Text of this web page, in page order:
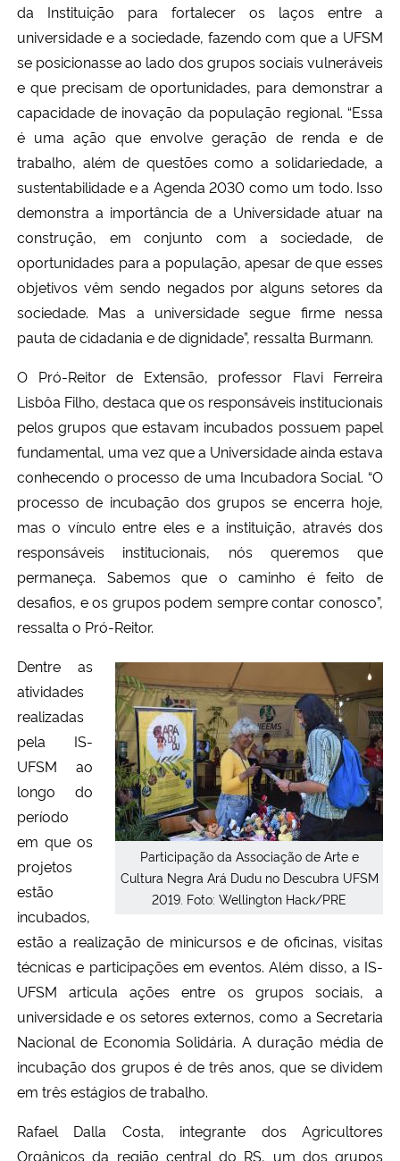
da Instituição para fortalecer os laços entre a
universidade e a sociedade, fazendo com que a UFSM
se posicionasse ao lado dos grupos sociais vulneráveis
e que precisam de oportunidades, para demonstrar a
capacidade de inovação da população regional. “Essa
é uma ação que envolve geração de renda e de
trabalho, além de questões como a solidariedade, a
sustentabilidade e a Agenda 2030 como um todo. Isso
demonstra a importância de a Universidade atuar na
construção, em conjunto com a sociedade, de
oportunidades para a população, apesar de que esses
objetivos vêm sendo negados por alguns setores da
sociedade. Mas a universidade segue firme nessa
pauta de cidadania e de dignidade”, ressalta Burmann.
O Pró-Reitor de Extensão, professor Flavi Ferreira
Lisbôa Filho, destaca que os responsáveis institucionais
pelos grupos que estavam incubados possuem papel
fundamental, uma vez que a Universidade ainda estava
conhecendo o processo de uma Incubadora Social. “O
processo de incubação dos grupos se encerra hoje,
mas o vínculo entre eles e a instituição, através dos
responsáveis institucionais, nós queremos que
permaneça. Sabemos que o caminho é feito de
desafios, e os grupos podem sempre contar conosco”,
ressalta o Pró-Reitor.
Participação da Associação de Arte e
Cultura Negra Ará Dudu no Descubra UFSM
2019. Foto: Wellington Hack/PRE
Dentre as
atividades
realizadas
pela IS-
UFSM ao
longo do
período
em que os
projetos
estão
incubados,
estão a realização de minicursos e de oficinas, visitas
técnicas e participações em eventos. Além disso, a IS-
UFSM articula ações entre os grupos sociais, a
universidade e os setores externos, como a Secretaria
Nacional de Economia Solidária. A duração média de
incubação dos grupos é de três anos, que se dividem
em três estágios de trabalho.
Rafael Dalla Costa, integrante dos Agricultores
Orgânicos da região central do RS, um dos grupos